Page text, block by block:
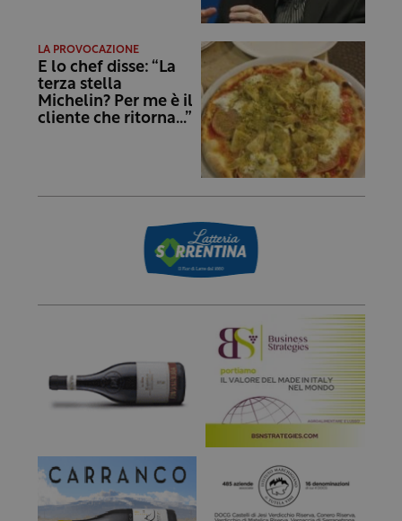
LA PROVOCAZIONE
E lo chef disse: “La
terza stella
Michelin? Per me è il
cliente che ritorna…”